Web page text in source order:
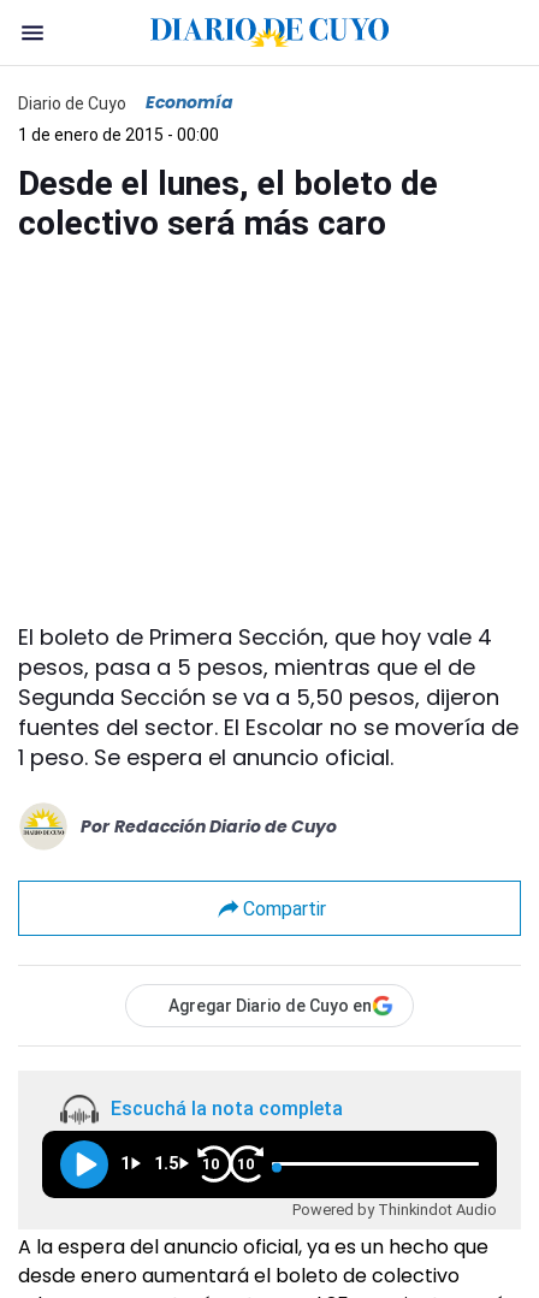
Diario de Cuyo Economía
1 de enero de 2015 - 00:00
Desde el lunes, el boleto de
colectivo será más caro
El boleto de Primera Sección, que hoy vale 4
pesos, pasa a 5 pesos, mientras que el de
Segunda Sección se va a 5,50 pesos, dijeron
fuentes del sector. El Escolar no se movería de
1 peso. Se espera el anuncio oficial.
Por Redacción Diario de Cuyo
Compartir
Agregar Diario de Cuyo en
Escuchá la nota completa
1 1.5 10 10
Powered by Thinkindot Audio
A la espera del anuncio oficial, ya es un hecho que
desde enero aumentará el boleto de colectivo